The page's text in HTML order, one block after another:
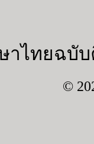
าไทยฉบับ
©